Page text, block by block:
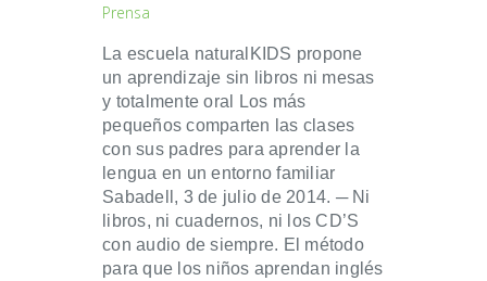
Prensa
La escuela naturalKIDS propone
un aprendizaje sin libros ni mesas
y totalmente oral Los más
pequeños comparten las clases
con sus padres para aprender la
lengua en un entorno familiar
Sabadell, 3 de julio de 2014. ─ Ni
libros, ni cuadernos, ni los CD’S
con audio de siempre. El método
para que los niños aprendan inglés